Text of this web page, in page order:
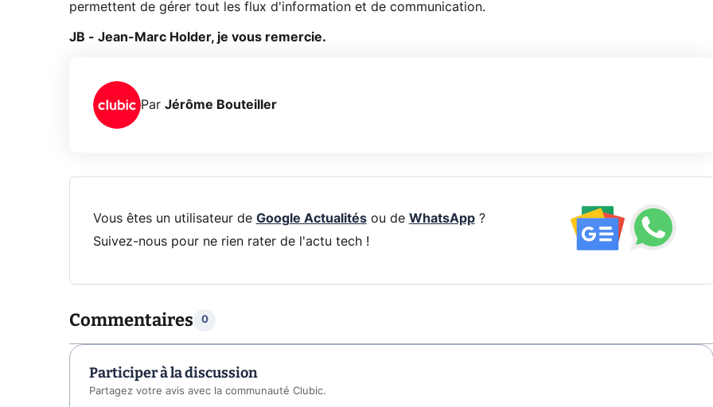
permettent de gérer tout les flux d'information et de communication.
JB - Jean-Marc Holder, je vous remercie.
Par Jérôme Bouteiller
Vous êtes un utilisateur de Google Actualitésou de WhatsApp?
Suivez-nous pour ne rien rater de l'actu tech !
Commentaires 0
Participer à la discussion
Partagez votre avis avec la communauté Clubic.